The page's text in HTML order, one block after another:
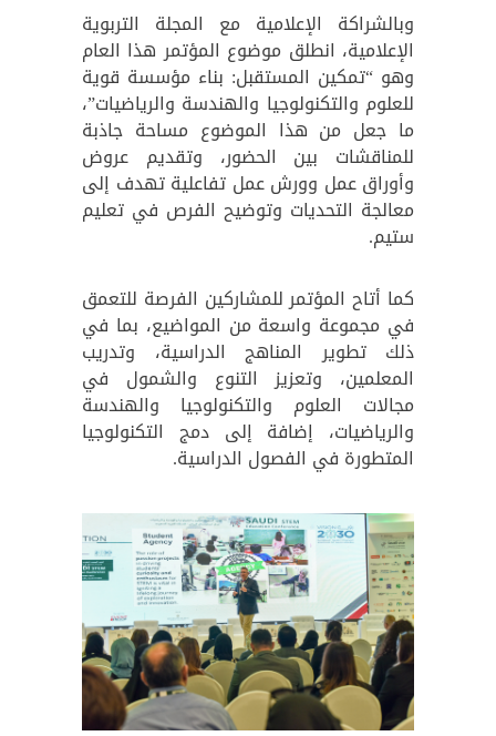
وبالشراكة الإعلامية مع المجلة التربوية
الإعلامية، انطلق موضوع المؤتمر هذا العام
وهو “تمكين المستقبل: بناء مؤسسة قوية
للعلوم والتكنولوجيا والهندسة والرياضيات”،
ما جعل من هذا الموضوع مساحة جاذبة
للمناقشات بين الحضور، وتقديم عروض
وأوراق عمل وورش عمل تفاعلية تهدف إلى
معالجة التحديات وتوضيح الفرص في تعليم
ستيم.
كما أتاح المؤتمر للمشاركين الفرصة للتعمق
في مجموعة واسعة من المواضيع، بما في
ذلك تطوير المناهج الدراسية، وتدريب
المعلمين، وتعزيز التنوع والشمول في
مجالات العلوم والتكنولوجيا والهندسة
والرياضيات، إضافة إلى دمج التكنولوجيا
المتطورة في الفصول الدراسية.